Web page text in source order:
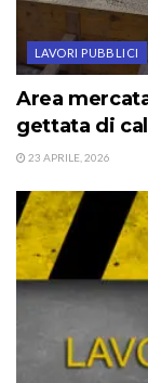
LAVORI PUBBLICI
Area
gettata di
23 APRILE, 2026